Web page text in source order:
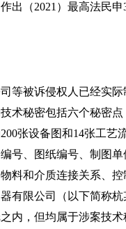
（2021）最高法民申
被诉侵权人已经实际
术秘密包括六个秘密
张设备图和14张工
号、图纸编号、制图
料和介质连接关系、
有限公司（以下简称
内，但均属于涉案技